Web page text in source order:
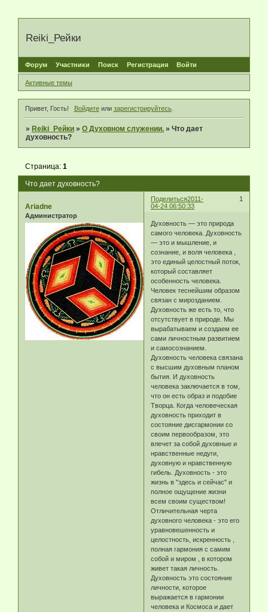
Reiki_Рейки
Форум Участники Поиск Регистрация Войти
Активные темы
Привет, Гость! Войдитеили зарегистрируйтесь.
» Reiki_Рейки »О Духовном служении. »Что дает
духовность?
Что дает духовность?
Страница:1
Поделиться 1
2011-
04-24 06:50:33
Ariadne
Администратор
Духовность — это природа
самого человека. Духовность
— это и мышление, и
сознание, и воля человека ,
это единый целостный поток,
который составляет
особенность человека.
Человек теснейшим образом
связан с мирозданием.
Духовность же есть то, что
отсутствует в природе. Мы
вырабатываем и создаем ее
сами личностным развитием
и самосознанием.
Духовность человека связана
с высшим духовным планом
бытия. И духовность
человека заключается в том,
что он есть образ и подобие
Творца. Когда человеческая
духовность приходит в
состояние дисгармонии со
своим первообразом, это
влечет за собой духовные и
нравственные недуги,
духовную и нравственную
гибель. Духовность - это
жизнь в "здесь и сейчас" и
полное ощущение жизни
всем своим существом!
Отличительная черта
духовного человека - это его
уравновешенность и
целостность, искренность ,
полная гармония с самим
собой и миром , в котором
живет такая личность.
Духовность это состояние
личности, которое
выражается в гармонии
человека и Космоса и дает